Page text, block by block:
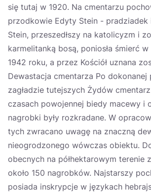
się tutaj w 1920. Na cmentarzu
przodkowie Edyty Stein - pradziadek
Stein, przeszedłszy na katolicyzm i
karmelitanką bosą, poniosła śmierć
1942 roku, a przez Kościół uznana
Dewastacja cmentarza Po
zagładzie tutejszych Żydów
czasach powojennej biedy macewy i
nagrobki były rozkradane. W
tych zwracano uwagę na znaczną
nieogrodzonego wówczas obiektu.
obecnych na półhektarowym terenie
około 150 nagrobków. Najstarszy
posiada inskrypcje w językach